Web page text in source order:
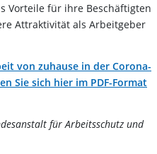
Vorteile für ihre Beschäftigten
Attraktivität als Arbeitgeber
von zuhause in der Corona-
Sie sich hier im PDF-Format
für Arbeitsschutz und